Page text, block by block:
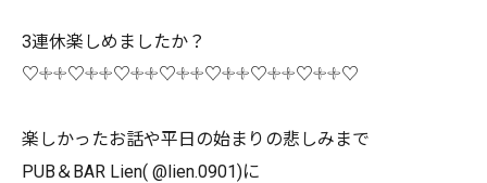
3連休楽しめましたか？
♡𓇬𓇬♡𓇬𓇬♡𓇬𓇬♡𓇬𓇬♡𓇬𓇬♡𓇬𓇬♡𓇬𓇬♡
楽しかったお話や平日の始まりの悲しみまで
PUB＆BAR Lien( @lien.0901)に